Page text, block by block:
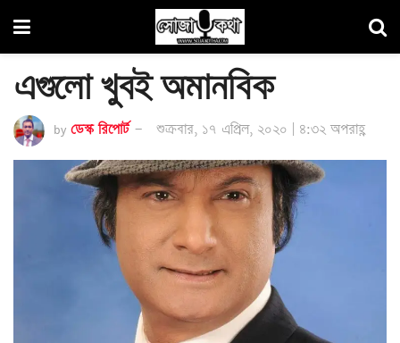
এগুলো খুবই অমানবিক
by ডেস্ক রিপোর্ট শুক্রবার, ১৭ এপ্রিল, ২০২০ | ৪:৩২ অপরাহ্ণ